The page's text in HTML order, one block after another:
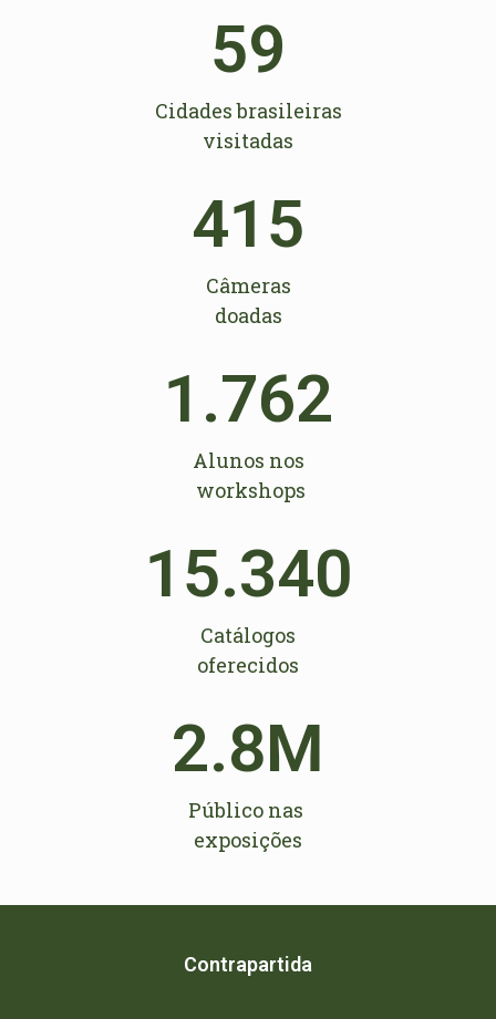
59
Cidades brasileiras
visitadas
415
Câmeras
doadas
1.762
Alunos nos
workshops
15.340
Catálogos
oferecidos
2.8M
Público nas
exposições
Contrapartida